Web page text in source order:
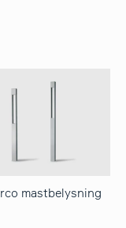
mastbelysning